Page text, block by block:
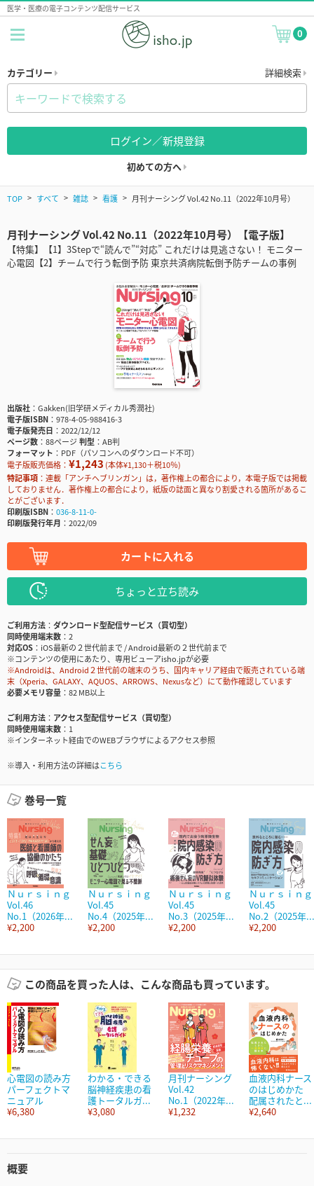
医学・医療の電子コンテンツ配信サービス
0
カテゴリー 詳細検索
ログイン／新規登録
初めての方へ
TOP すべて 雑誌 看護 月刊ナーシング Vol.42 No.11（2022年10月号）
月刊ナーシング Vol.42 No.11（2022年10月号）【電子版】
【特集】【1】3Stepで“読んで”“対応” これだけは見逃さない！ モニター
心電図【2】チームで行う転倒予防 東京共済病院転倒予防チームの事例
出版社
Gakken(旧学研メディカル秀潤社)
電子版ISBN
978-4-05-988416-3
電子版発売日
2022/12/12
ページ数
88ページ判型
AB判
フォーマット
PDF（パソコンへのダウンロード不可）
電子版販売価格： ¥1,243 (本体¥1,130＋税10％)
特記事項
連載「アンチヘブリンガン」は，著作権上の都合により，本電子版では掲載
しておりません．著作権上の都合により，紙版の誌面と異なり割愛される箇所があるこ
とがございます．
印刷版ISBN
036-8-11-0-
印刷版発行年月
2022/09
カートに入れる
ちょっと立ち読み
ご利用方法
ダウンロード型配信サービス（買切型）
同時使用端末数
2
対応OS
iOS最新の２世代前まで / Android最新の２世代前まで
※コンテンツの使用にあたり、専用ビューアisho.jpが必要
※Androidは、Android２世代前の端末のうち、国内キャリア経由で販売されている端
末（Xperia、GALAXY、AQUOS、ARROWS、Nexusなど）にて動作確認しています
必要メモリ容量
82 MB以上
ご利用方法
アクセス型配信サービス（買切型）
同時使用端末数
1
※インターネット経由でのWEBブラウザによるアクセス参照
※導入・利用方法の詳細はこちら
巻号一覧
Ｎｕｒｓｉｎｇ
Vol.46
No.1（2026年...
¥2,200
Ｎｕｒｓｉｎｇ
Vol.45
No.4（2025年...
¥2,200
Ｎｕｒｓｉｎｇ
Vol.45
No.3（2025年...
¥2,200
Ｎｕｒｓｉｎｇ
Vol.45
No.2（2025年...
¥2,200
この商品を買った人は、こんな商品も買っています。
心電図の読み方
パーフェクトマ
ニュアル
¥6,380
わかる・できる
脳神経疾患の看
護トータルガ...
¥3,080
月刊ナーシング
Vol.42
No.1（2022年...
¥1,232
血液内科ナース
のはじめかた
配属されたと...
¥2,640
概要